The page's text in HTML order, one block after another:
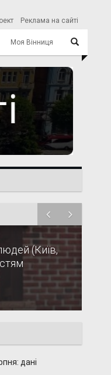
Реклама на сайті
Моя Вінниця
(Київ,
дані